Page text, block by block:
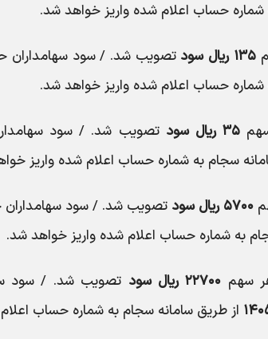
شماره حساب اعلام شده واریز خواهد شد.
۱۳۵ ریال سود تصویب شد. / سود سهامداران
شماره حساب اعلام شده واریز خواهد شد.
سهم۳۵ ریال سود
تصویب شد. / سود
سجام به شماره حساب اعلام شده واریز
۵۷۰۰ ریال سود تصویب شد. / سود سهامداران
به شماره حساب اعلام شده واریز خواهد شد.
سهم ۲۲۷۰۰ ریال سود
تصویب شد. / سود
از طریق سامانه سجام به شماره حساب